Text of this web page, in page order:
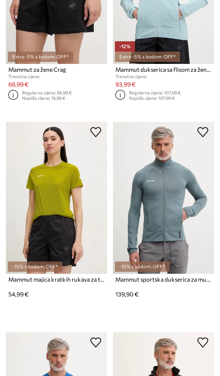
Extra -5% s kodom: OFF*
Mammut za žene Crag
Trenutna cijena:
68,99 €
Regularna cijena:85,99 €
Najniža cijena:74,99 €
-12%
Extra -5% s kodom: OFF*
Mammut dukserica sa flisom za žene Innominata Light
Trenutna cijena:
93,99 €
Regularna cijena:107,99 €
Najniža cijena:107,99 €
-15% s kodom: OFF*
Mammut majica kratkih rukava za trekking za žene Ducan
54,99 €
-15% s kodom: OFF*
Mammut sportska dukserica za muškarce Taiss
139,90 €